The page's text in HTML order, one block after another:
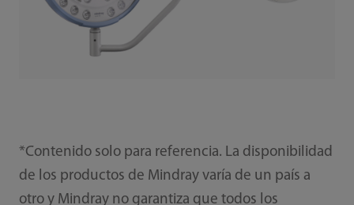
*Contenido solo para referencia. La disponibilidad
de los productos de Mindray varía de un país a
otro y Mindray no garantiza que todos los